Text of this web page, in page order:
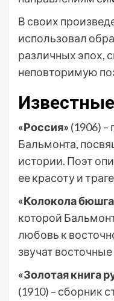
В своих
использовал
различных эпох,
неповторимую
«Россия» (1906) –
Бальмонта,
истории. Поэт
ее красоту и
«Колокола
которой
любовь к
звучат
«Золотая книга
(1910) – сборник